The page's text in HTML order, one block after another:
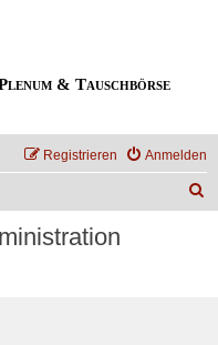
& Tauschbörse
Anmelden
Registrieren